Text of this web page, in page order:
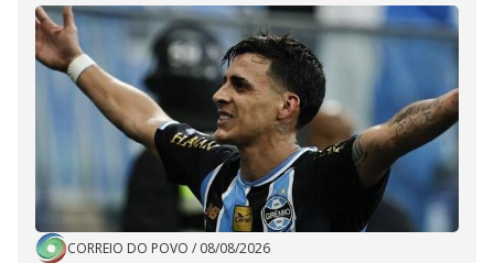
CORREIO DO POVO / 08/08/2026